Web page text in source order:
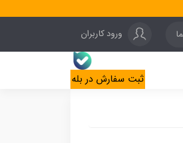
ورود کاربران
ثبت سفارش در بله